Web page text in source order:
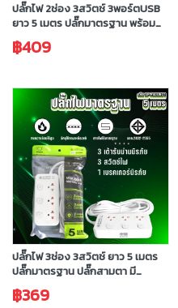
ปลั๊กไฟ 2ช่อง 3สวิตช์ 3พอร์ตUSB
ยาว 5 เมตร ปลั๊กมาตรฐาน พร้อม
ช่องUSB มีมอก.ประกัน 3 ปี
฿409
ปลั๊กไฟ 3ช่อง 3สวิตช์ ยาว 5 เมตร
ปลั๊กมาตรฐาน ปลั๊กสามตา มี
มอก.ประกัน 3 ปี
฿369